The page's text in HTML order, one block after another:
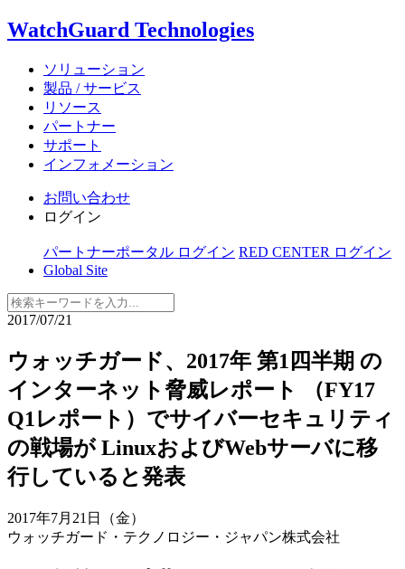
WatchGuard Technologies
ソリューション
製品 / サービス
リソース
パートナー
サポート
インフォメーション
お問い合わせ
ログイン
パートナーポータル ログイン RED CENTER ログイン
Global Site
2017/07/21
ウォッチガード、2017年 第1四半期 の
インターネット脅威レポート （FY17
Q1レポート）でサイバーセキュリティ
の戦場が LinuxおよびWebサーバに移
行していると発表
2017年7月21日（金）
ウォッチガード・テクノロジー・ジャパン株式会社